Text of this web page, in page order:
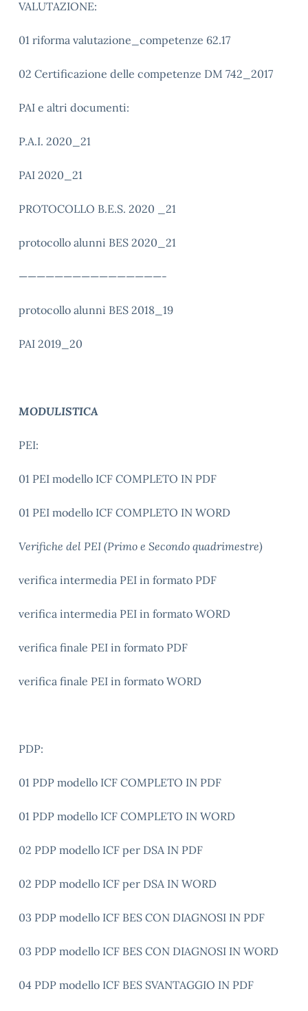
VALUTAZIONE:
01 riforma valutazione_competenze 62.17
02 Certificazione delle competenze DM 742_2017
PAI e altri documenti:
P.A.I. 2020_21
PAI 2020_21
PROTOCOLLO B.E.S. 2020 _21
protocollo alunni BES 2020_21
————————————————-
protocollo alunni BES 2018_19
PAI 2019_20
MODULISTICA
PEI:
01 PEI modello ICF COMPLETO IN PDF
01 PEI modello ICF COMPLETO IN WORD
Verifiche del PEI (Primo e Secondo quadrimestre)
verifica intermedia PEI in formato PDF
verifica intermedia PEI in formato WORD
verifica finale PEI in formato PDF
verifica finale PEI in formato WORD
PDP:
01 PDP modello ICF COMPLETO IN PDF
01 PDP modello ICF COMPLETO IN WORD
02 PDP modello ICF per DSA IN PDF
02 PDP modello ICF per DSA IN WORD
03 PDP modello ICF BES CON DIAGNOSI IN PDF
03 PDP modello ICF BES CON DIAGNOSI IN WORD
04 PDP modello ICF BES SVANTAGGIO IN PDF